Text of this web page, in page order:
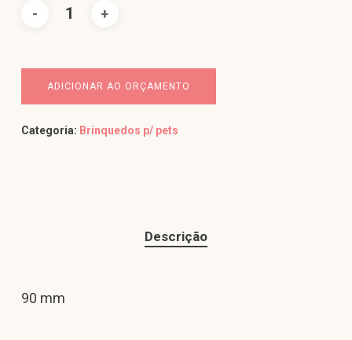
ADICIONAR AO ORÇAMENTO
Categoria: Brinquedos p/ pets
Descrição
90 mm